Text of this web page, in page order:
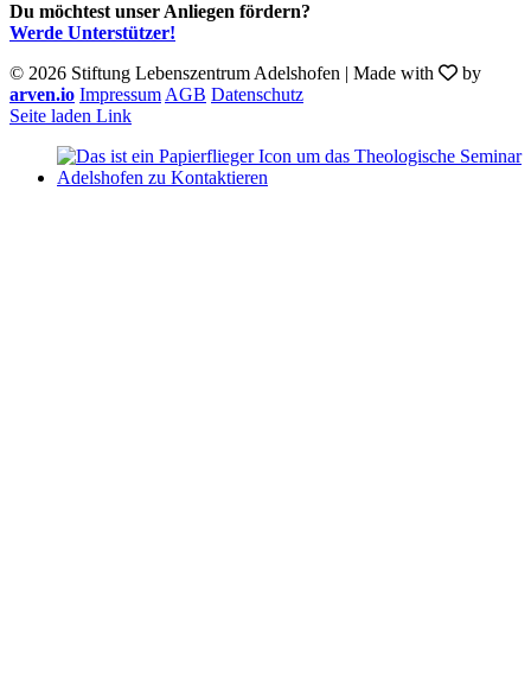
Du möchtest unser Anliegen fördern?
Werde Unterstützer!
© 2026 Stiftung Lebenszentrum Adelshofen | Made with
by
arven.io ImpressumAGB Datenschutz
Seite laden Link